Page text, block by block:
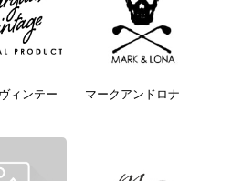
ィンテー
マークアンドロナ